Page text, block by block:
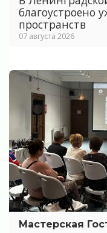
благоустроено
пространств
07 августа 2026
Мастерская